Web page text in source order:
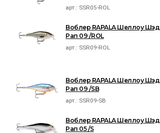
арт.: SSR05-ROL
Воблер RAPALA Шеллоу Шэд
Рап 09 /ROL
арт.: SSR09-ROL
Воблер RAPALA Шеллоу Шэд
Рап 09 /SB
арт.: SSR09-SB
Воблер RAPALA Шеллоу Шэд
Рап 05 /S